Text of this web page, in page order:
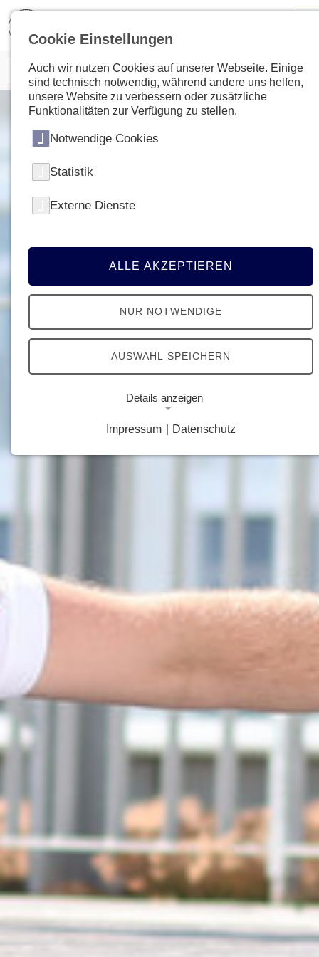
Cookie Einstellungen
Auch wir nutzen Cookies auf unserer Webseite. Einige
sind technisch notwendig, während andere uns helfen,
unsere Website zu verbessern oder zusätzliche
Funktionalitäten zur Verfügung zu stellen.
Notwendige Cookies
Statistik
Externe Dienste
ALLE AKZEPTIEREN
NUR NOTWENDIGE
AUSWAHL SPEICHERN
Details anzeigen
Notwendige Cookies ermöglichen grundlegende
Google Analytics Opt-Out-Cookie
Zweck:
Dieser Cookie speichert die gewählte
Einverständnis-Cookie
Dieser Cookie speichert die ausgewählten
Einverständnis-Optionen des Benutzers
Cookie Laufzeit:
Statistik
Statistik Cookies erfassen Informationen anonym.
Impressum Datenschutz